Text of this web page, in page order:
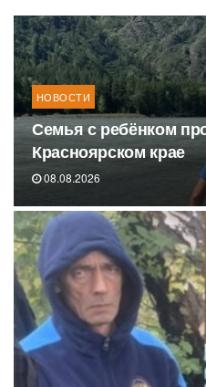
НОВОСТИ
Семья с ребёнком
Красноярском крае
08.08.2026